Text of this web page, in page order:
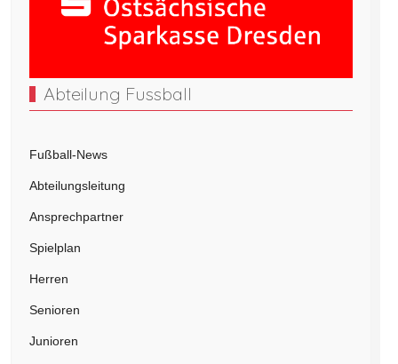
Abteilung Fussball
Fußball-News
Abteilungsleitung
Ansprechpartner
Spielplan
Herren
Senioren
Junioren